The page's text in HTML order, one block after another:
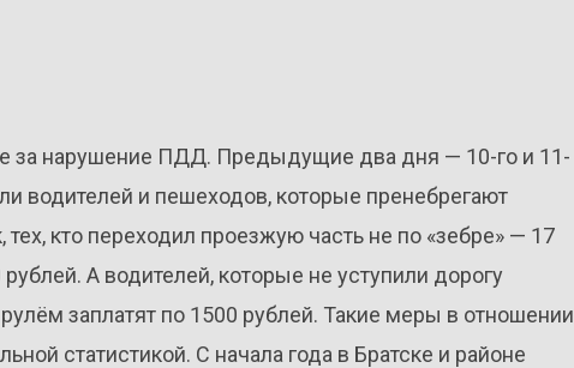
за нарушение ПДД. Предыдущие два дня — 10-го и 11-
водителей и пешеходов, которые пренебрегают
кто переходил проезжую часть не по «зебре» — 17
А водителей, которые не уступили дорогу
заплатят по 1500 рублей. Такие меры в отношении
статистикой. С начала года в Братске и районе